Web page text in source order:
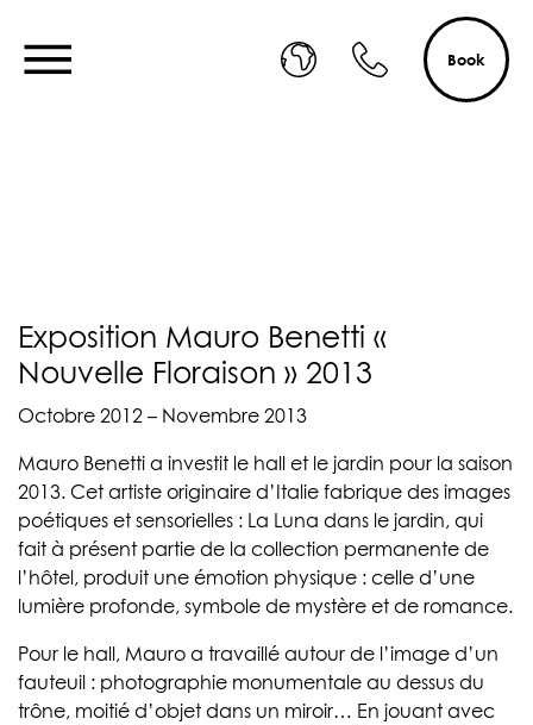
Book
Exposition Mauro Benetti «
Nouvelle Floraison » 2013
Octobre 2012 – Novembre 2013
Mauro Benetti a investit le hall et le jardin pour la saison
2013. Cet artiste originaire d’Italie fabrique des images
poétiques et sensorielles : La Luna dans le jardin, qui
fait à présent partie de la collection permanente de
l’hôtel, produit une émotion physique : celle d’une
lumière profonde, symbole de mystère et de romance.
Pour le hall, Mauro a travaillé autour de l’image d’un
fauteuil : photographie monumentale au dessus du
trône, moitié d’objet dans un miroir… En jouant avec